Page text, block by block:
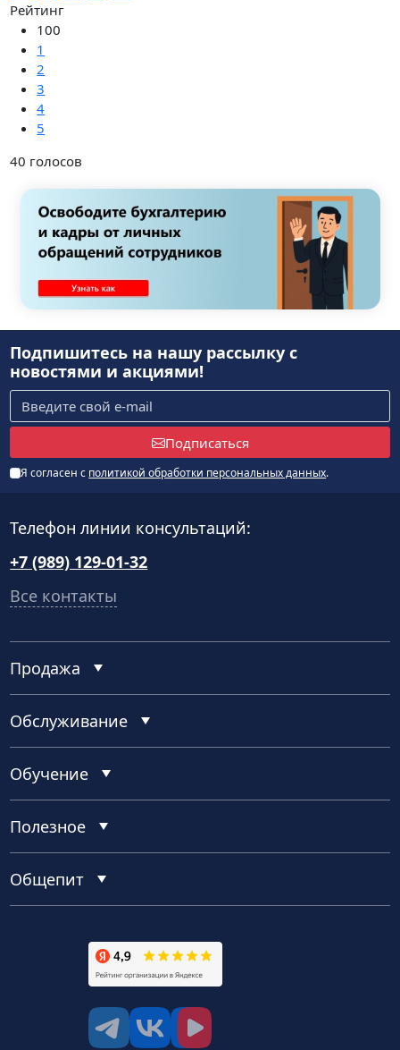
Рейтинг
100
1
2
3
4
5
40 голосов
Подпишитесь на нашу рассылкус
новостями и акциями!
Подписаться
Я согласен с политикой обработки персональных данных.
Телефон линии консультаций:
+7 (989) 129-01-32
Все контакты
Продажа
Обслуживание
Обучение
Полезное
Общепит